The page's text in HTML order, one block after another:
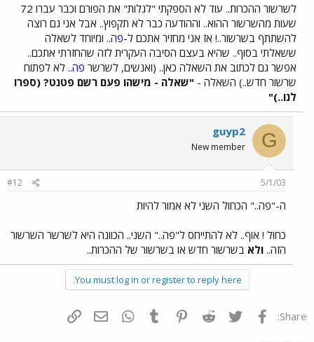
לשרשור ההכרות.. עוד לא הספקתי "לגלות" את הפורם וכבר עברו 72
שעות מהשרשור ההוא.. וההודעה כבר לא תקפוץ.. אבל אני גם רוצה
להשתתף בשרשור..! אז אני מחזיר אתכם ל-פה.. ומיוחד לשאלה
ששאלתי בסוף.. שהיא בעצם הסיבה העקרית לזה שהחזרתי אתכם..
אפשר גם לכתוב את השאלה כאן.. (ואנשים, לשרשר פה.. לא לפתוח
שרשור חדש..) השאלה - "שאלה - מישהו פעם רשם פטנט? (ספרו
לנו..)"
G
guyp2
New member
5/1/03
#12
ה-"פה.." הכחול השני לא אמור להיות
כחול ! אוף.. לא להתייחס ל"פה.." השני.. הכוונה היא לשרשר השרשור
הזה.. ולא בשרשור חדש או בשרשור של ההכרות..
You must log in or register to reply here.
Share: פייסבוק Twitter
Reddit
Pinterest
Tumblr
WhatsAppדואר אלקטרוני